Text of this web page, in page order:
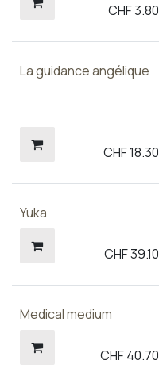
CHF3.80
La guidance angélique
CHF18.30
Yuka
CHF39.10
Medical medium
CHF40.70